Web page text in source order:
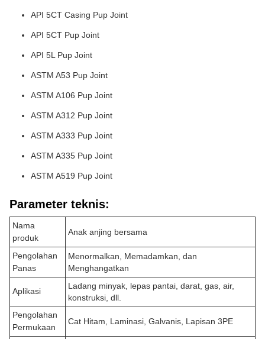
API 5CT Casing Pup Joint
API 5CT Pup Joint
API 5L Pup Joint
ASTM A53 Pup Joint
ASTM A106 Pup Joint
ASTM A312 Pup Joint
ASTM A333 Pup Joint
ASTM A335 Pup Joint
ASTM A519 Pup Joint
Parameter teknis:
Nama
produk
Anak anjing bersama
Pengolahan
Panas
Menormalkan, Memadamkan, dan
Menghangatkan
Aplikasi
Ladang minyak, lepas pantai, darat, gas, air,
konstruksi, dll.
Pengolahan
Permukaan
Cat Hitam, Laminasi, Galvanis, Lapisan 3PE